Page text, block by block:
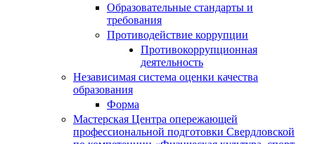
Образовательные стандарты и
требования
Противодействие коррупции
Противокоррупционная
деятельность
Независимая система оценки качества
образования
Форма
Мастерская Центра опережающей
профессиональной подготовки Свердловской